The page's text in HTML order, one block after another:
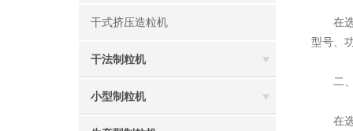
干式挤压造粒机
干法制粒机
小型制粒机
在选
型号、
二、
在选